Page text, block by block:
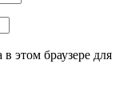
этом браузере для